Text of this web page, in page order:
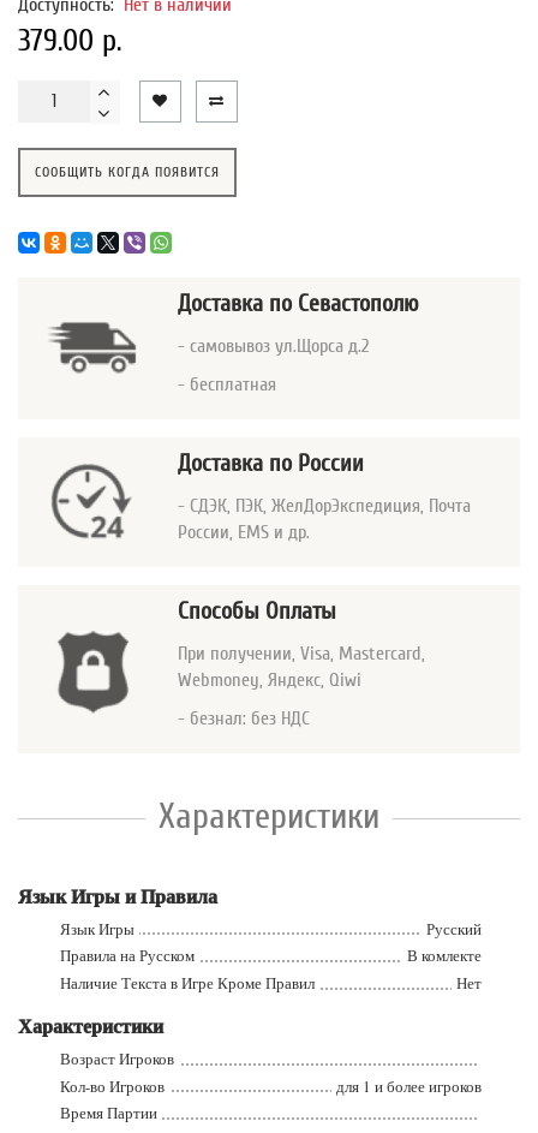
379.00 р.
СООБЩИТЬ КОГДА ПОЯВИТСЯ
Доставка по Севастополю
- самовывоз ул.Щорса д.2
- бесплатная
Доставка по России
- СДЭК, ПЭК, ЖелДорЭкспедиция, Почта
России, EMS и др.
Способы Оплаты
При получении, Visa, Mastercard
Webmoney, Яндекс, Qiwi
- безнал: без НДС
Характеристики
Язык Игры и Правила
Язык Игры
Русский
Правила на Русском
В комлекте
Наличие Текста в Игре Кроме Правил
Нет
Характеристики
Возраст Игроков
Кол-во Игроков
для 1 и более игроков
Время Партии